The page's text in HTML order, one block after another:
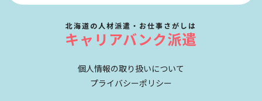
北海道の人材派遣・お仕事さがしは
キャリアバンク派遣
個人情報の取り扱いについて
プライバシーポリシー